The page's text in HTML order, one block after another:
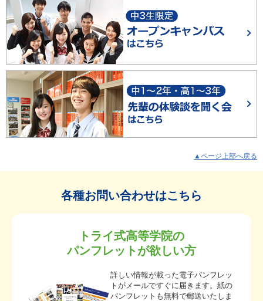
▲ページ上部へ戻る
各種お問い合わせはこちら
トライ式高等学院の
パンフレットが欲しい方
詳しい情報が載った電子パンフレッ
トがメールですぐに届きます。紙の
パンフレットも無料で郵送いたしま